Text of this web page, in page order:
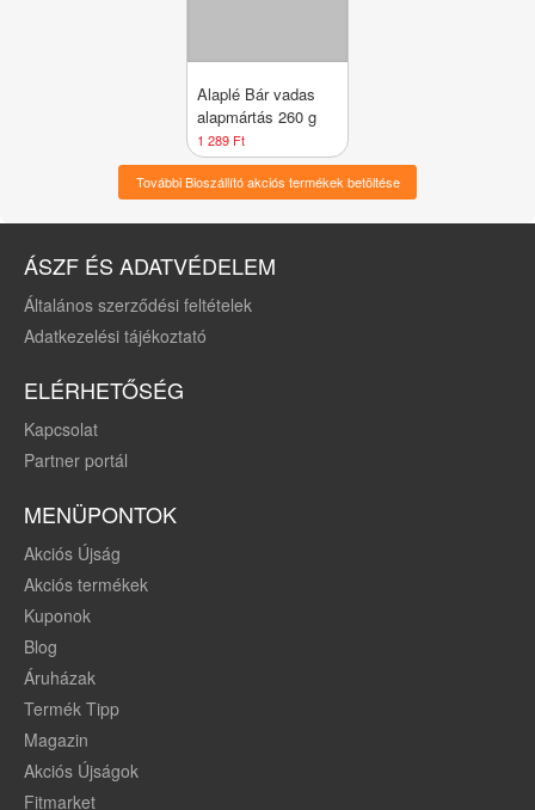
Alaplé Bár vadas
alapmártás 260 g
1 289 Ft
További Bioszállító akciós termékek betöltése
ÁSZF ÉS ADATVÉDELEM
Általános szerződési feltételek
Adatkezelési tájékoztató
ELÉRHETŐSÉG
Kapcsolat
Partner portál
MENÜPONTOK
Akciós Újság
Akciós termékek
Kuponok
Blog
Áruházak
Termék Tipp
Magazin
Akciós Újságok
Fitmarket